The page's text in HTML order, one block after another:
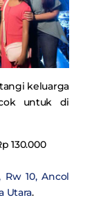
keluarga
untuk di
130.000
10, Ancol
Utara.